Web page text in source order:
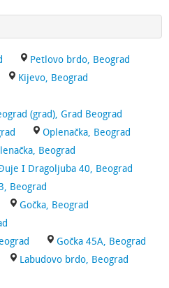
Petlovo brdo, Beograd
Kijevo, Beograd
(grad), Grad Beograd
Oplenačka, Beograd
Beograd
I Dragoljuba 40, Beograd
Beograd
Gočka, Beograd
Gočka 45A, Beograd
Labudovo brdo, Beograd